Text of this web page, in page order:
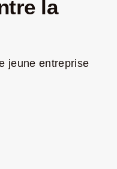
la
jeune entreprise